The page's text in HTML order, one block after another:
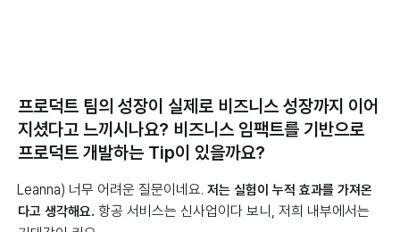
프로덕트 팀의 성장이 실제로 비즈니스 성장까지 이어
지셨다고 느끼시나요? 비즈니스 임팩트를 기반으로
프로덕트 개발하는 Tip이 있을까요?
Leanna) 너무 어려운 질문이네요. 저는 실험이 누적 효과를 가져온
다고 생각해요. 항공 서비스는 신사업이다 보니, 저희 내부에서는